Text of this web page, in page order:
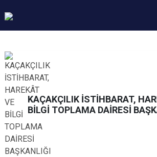
KAÇAKÇILIK İSTİHBARAT,
BİLGİ TOPLAMA DAİRESİ